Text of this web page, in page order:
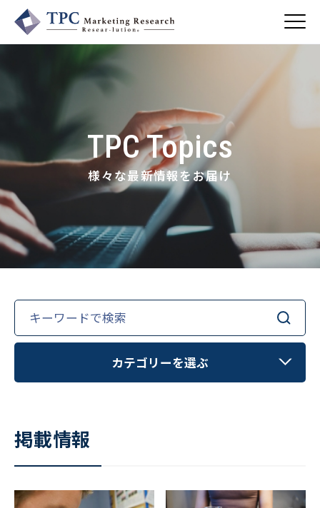
About Us ／ TPCについて
会社概要・沿革
Business ／ 事業紹介
コンサルティング
依頼・受託調査
- 市場調査
- 競合調査
- アンケート調査
Online Shop ／ 事業紹介
Beauty & Cosmetics
Health & Food
Topics ／ トピックス
お知らせ
新刊情報
Newsletter
TPCジャーナル
Recruit ／ 採用情報
採用TOP
- 人事育成システム
- TPCでの働き方
／ 事業紹介
コンプライアンス規程
TPC Topics
様々な最新情報をお届け
Search
for:
カテゴリーを選ぶ
新刊情報
掲載情報
掲載情報